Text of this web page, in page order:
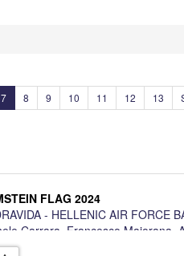
7 8 9 10 11 12 13
FLAG 2024
- HELLENIC AIR FORCE
Carrara, Francesco Majorana,